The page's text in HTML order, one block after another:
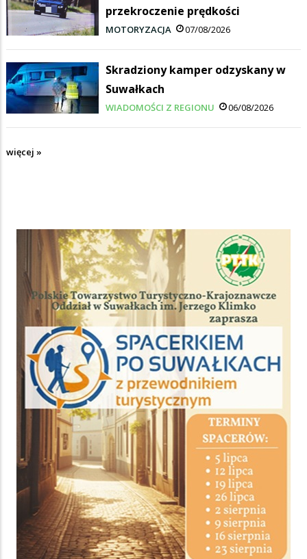
przekroczenie prędkości
MOTORYZACJA 07/08/2026
Skradziony kamper odzyskany w
Suwałkach
WIADOMOŚCI Z REGIONU 06/08/2026
więcej »